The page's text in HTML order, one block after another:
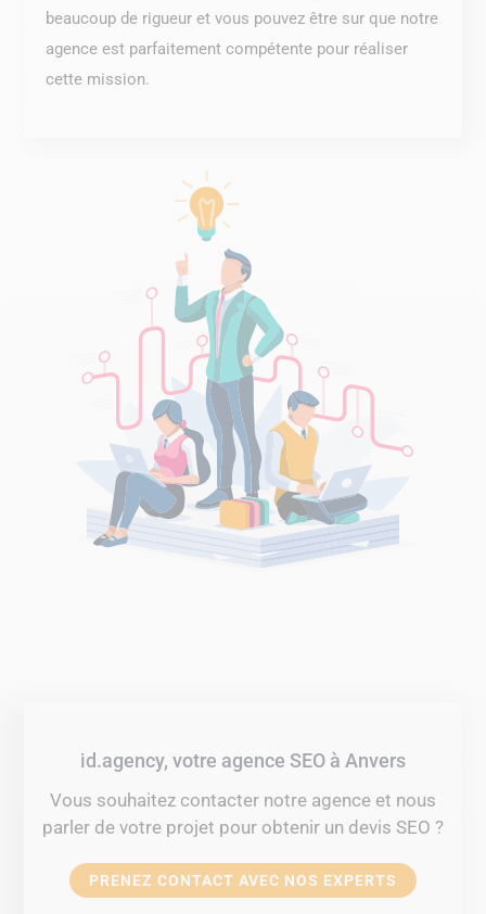
beaucoup de rigueur et vous pouvez être sur que notre
agence est parfaitement compétente pour réaliser
cette mission.
id.agency, votre agence SEO à Anvers
Vous souhaitez contacter notre agence et nous
parler de votre projet pour obtenir un devis SEO ?
PRENEZ CONTACT AVEC NOS EXPERTS